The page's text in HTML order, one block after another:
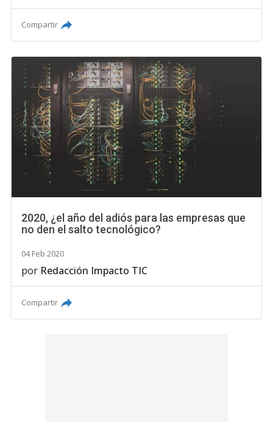
Compartir
2020, ¿el año del adiós para las empresas que
no den el salto tecnológico?
04 Feb 2020
por Redacción Impacto TIC
Compartir